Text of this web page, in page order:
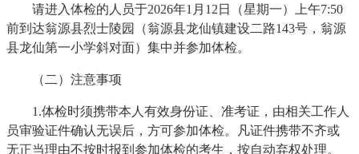
请进入体检的人员于2026年1月12日（星期一）上午7:50
前到达翁源县烈士陵园（翁源县龙仙镇建设二路143号，翁源
县龙仙第一小学斜对面）集中并参加体检。
（二）注意事项
1.体检时须携带本人有效身份证、准考证，由相关工作人
员审验证件确认无误后，方可参加体检。凡证件携带不齐或
无正当理由不按时报到参加体检的考生，按自动弃权处理。